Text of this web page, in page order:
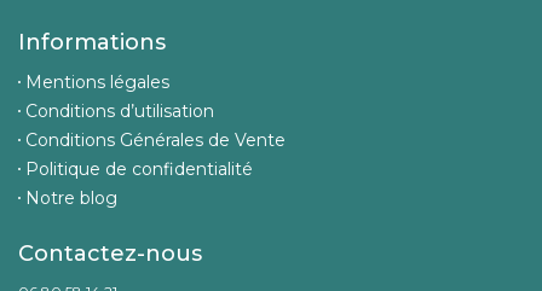
Informations
Mentions légales
Conditions d’utilisation
Conditions Générales de Vente
Politique de confidentialité
Notre blog
Contactez-nous